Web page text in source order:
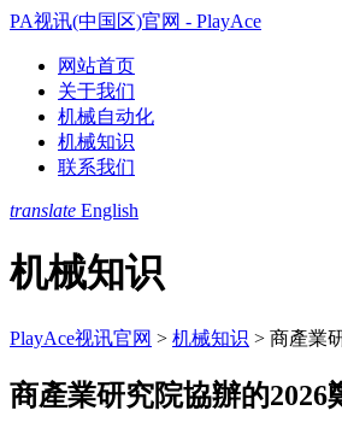
PA视讯(中国区)官网 - PlayAce
网站首页
关于我们
机械自动化
机械知识
联系我们
translate English
机械知识
PlayAce视讯官网 > 机械知识 > 商產業
商產業研究院協辦的2026